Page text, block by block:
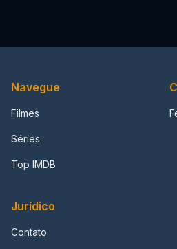
Navegue
Filmes
Séries
Top IMDB
Jurídico
Contato